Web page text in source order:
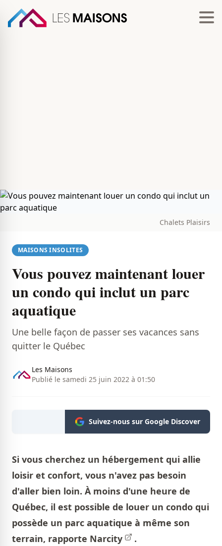
Chalets Plaisirs
MAISONS INSOLITES
Vous pouvez maintenant louer
un condo qui inclut un parc
aquatique
Une belle façon de passer ses vacances sans
quitter le Québec
Les Maisons
Publié le samedi 25 juin 2022 à 01:50
Suivez-nous sur Google Discover
Si vous cherchez un hébergement qui allie
loisir et confort, vous n'avez pas besoin
d'aller bien loin. À moins d'une heure de
Québec, il est possible de louer un condo qui
possède un parc aquatique à même son
terrain, rapporte Narcity .